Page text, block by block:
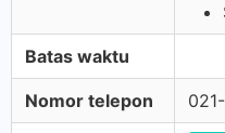
Batas waktu
Nomor telepon